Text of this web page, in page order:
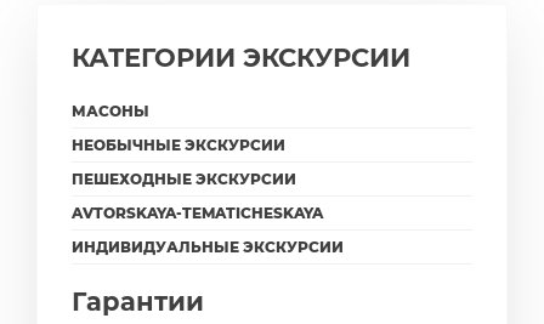
КАТЕГОРИИ ЭКСКУРСИИ
МАСОНЫ
НЕОБЫЧНЫЕ ЭКСКУРСИИ
ПЕШЕХОДНЫЕ ЭКСКУРСИИ
AVTORSKAYA-TEMATICHESKAYA
ИНДИВИДУАЛЬНЫЕ ЭКСКУРСИИ
Гарантии